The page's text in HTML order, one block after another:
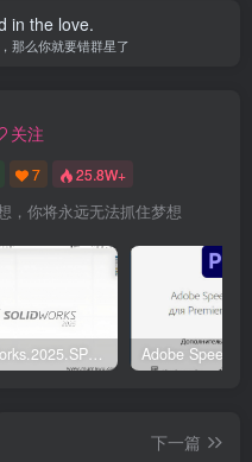
in the love.
那么你就要错群星了
关注
7 25.8W+
，你将永远无法抓住梦想
SolidWorks.2025.SP5.0中文破解版
下一篇